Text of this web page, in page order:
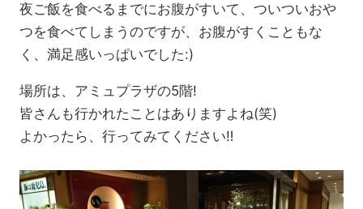
夜ご飯を食べるまでにお腹がすいて、ついついおや
つを食べてしまうのですが、お腹がすくこともな
く、満足感いっぱいでした:)
場所は、アミュプラザの5階!
皆さんも行かれたことはありますよね(笑)
よかったら、行ってみてください‼